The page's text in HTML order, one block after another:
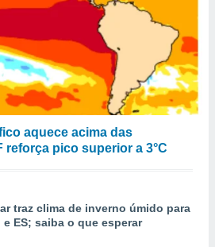
aquece acima das
reforça pico superior a 3°C
traz clima de inverno úmido para
e ES; saiba o que esperar